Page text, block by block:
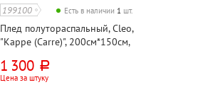
199100 Есть в наличии 1 шт.
Плед полутораспальный, Cleo,
"Карре (Carre)", 200см*150см,
1 300 руб.
Цена за штуку